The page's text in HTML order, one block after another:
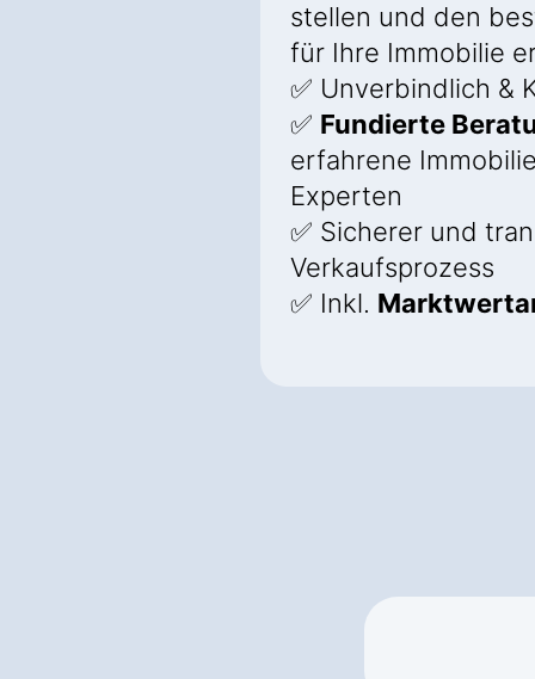
stellen und den
für Ihre Immobilie
✅ Unverbindlich &
✅ Fundierte
erfahrene
Experten
✅ Sicherer und
Verkaufsprozess
✅ Inkl.